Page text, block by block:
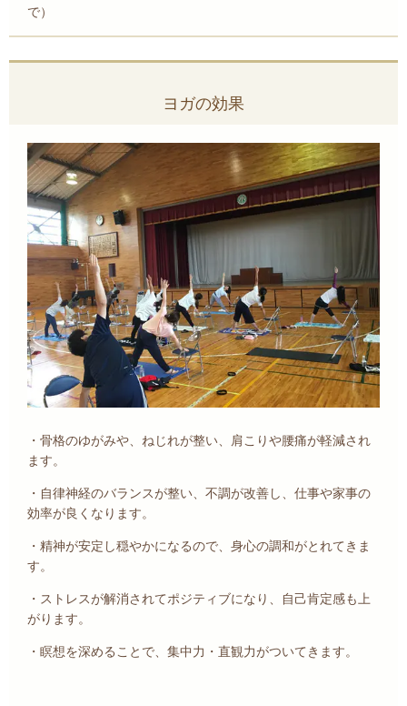
で）
ヨガの効果
・骨格のゆがみや、ねじれが整い、肩こりや腰痛が軽減され
ます。
・自律神経のバランスが整い、不調が改善し、仕事や家事の
効率が良くなります。
・精神が安定し穏やかになるので、身心の調和がとれてきま
す。
・ストレスが解消されてポジティブになり、自己肯定感も上
がります。
・瞑想を深めることで、集中力・直観力がついてきます。